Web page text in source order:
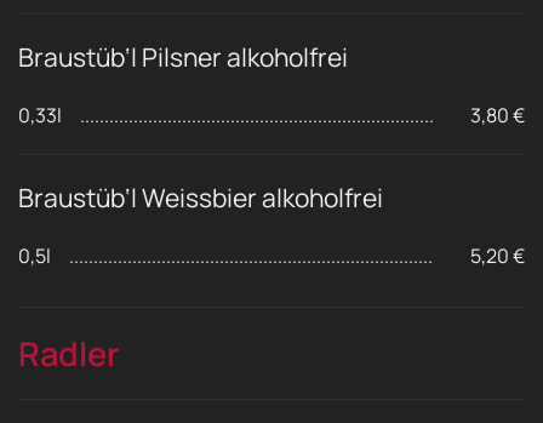
Braustüb‘l Pilsner alkoholfrei
0,33l 3,80 €
Braustüb‘l Weissbier alkoholfrei
0,5l 5,20 €
Radler